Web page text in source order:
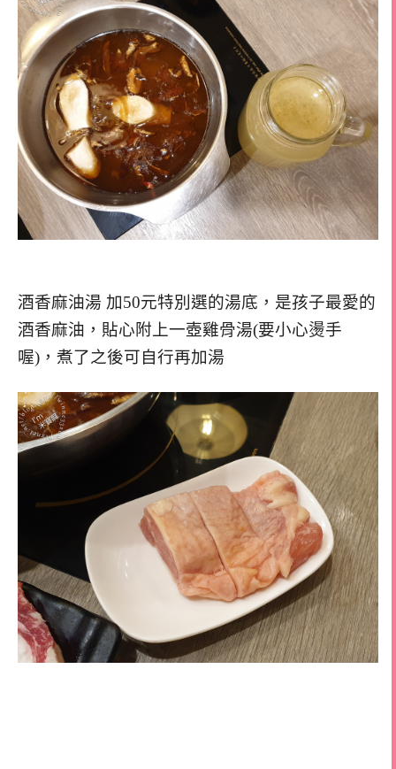
酒香麻油湯 加50元特別選的湯底，是孩子最愛的
酒香麻油，貼心附上一壺雞骨湯(要小心燙手
喔)，煮了之後可自行再加湯